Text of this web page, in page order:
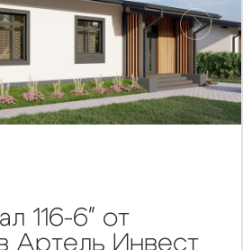
116-6" от
Артель Инвест